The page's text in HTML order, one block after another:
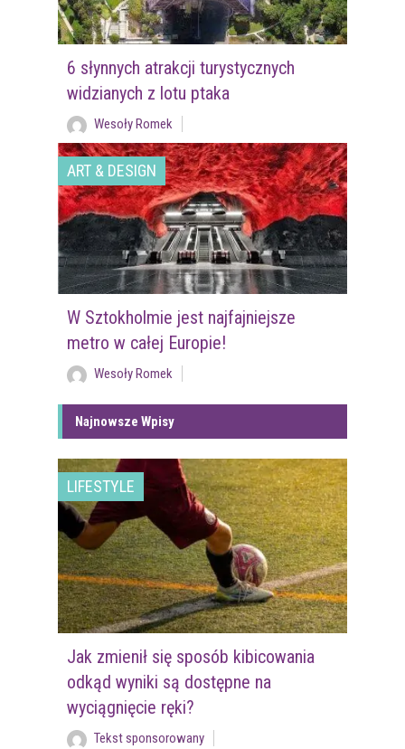
6 słynnych atrakcji turystycznych
widzianych z lotu ptaka
Wesoły Romek
ART & DESIGN
W Sztokholmie jest najfajniejsze
metro w całej Europie!
Wesoły Romek
Najnowsze Wpisy
LIFESTYLE
Jak zmienił się sposób kibicowania
odkąd wyniki są dostępne na
wyciągnięcie ręki?
Tekst sponsorowany